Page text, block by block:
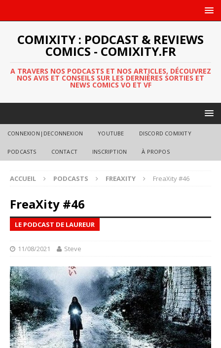
COMIXITY : PODCAST & REVIEWS
COMICS - COMIXITY.FR
A TRAVERS NOS PODCASTS ET NOS ARTICLES, DÉCOUVREZ
NOS AVIS ET CONSEILS SUR LES DERNIÈRES SORTIES ET
NEWS COMICS VO ET VF
CONNEXION|DECONNEXION YOUTUBE DISCORD COMIXITY
PODCASTS CONTACT INSCRIPTION À PROPOS
ACCUEIL PODCASTS FREAXITY FreaXity #46
FreaXity #46
LE PODCAST DE LAUREUR
11/08/2021 Steve